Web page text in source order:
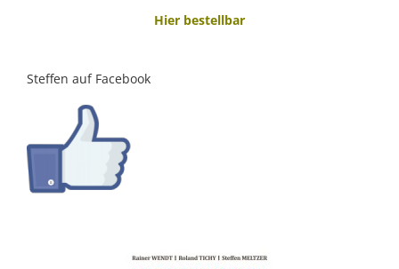
Hier bestellbar
Steffen auf Facebook